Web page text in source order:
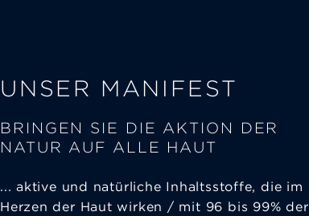
UNSER MANIFEST
BRINGEN SIE DIE AKTION DER
NATUR AUF ALLE HAUT
... aktive und natürliche Inhaltsstoffe, die im
Herzen der Haut wirken / mit 96 bis 99% der